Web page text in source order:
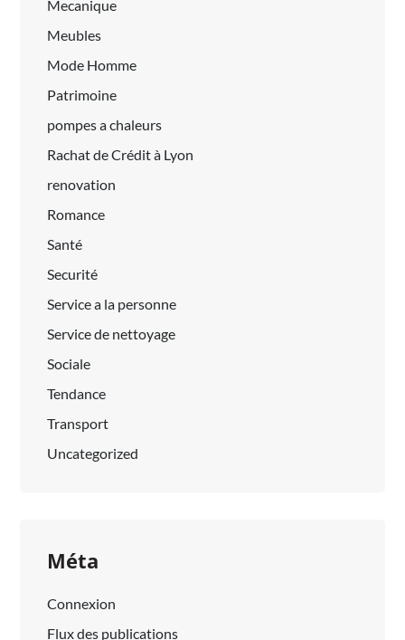
Mecanique
Meubles
Mode Homme
Patrimoine
pompes a chaleurs
Rachat de Crédit à Lyon
renovation
Romance
Santé
Securité
Service a la personne
Service de nettoyage
Sociale
Tendance
Transport
Uncategorized
Méta
Connexion
Flux des publications